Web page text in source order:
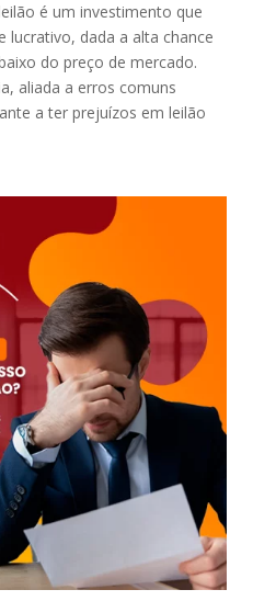
é um investimento que
lucrativo, dada a alta chance
do preço de mercado.
aliada a erros comuns
a ter prejuízos em leilão